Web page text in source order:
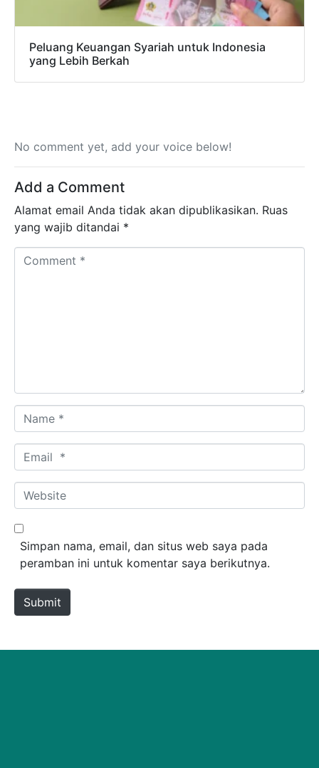
Peluang Keuangan Syariah untuk Indonesia
yang Lebih Berkah
No comment yet, add your voice below!
Add a Comment
Alamat email Anda tidak akan dipublikasikan. Ruas
yang wajib ditandai *
Comment *
Name *
Email *
Website
Simpan nama, email, dan situs web saya pada
peramban ini untuk komentar saya berikutnya.
Submit